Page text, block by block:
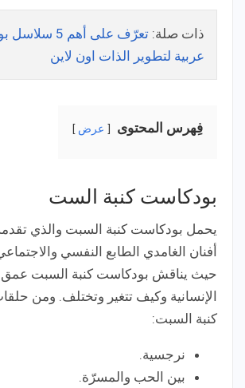
ذات صلة:
تعرّف على أهم 5
عربية لتطوير الذات اون لاين
فِهرس المحتوى عرض
بودكاست كنبة الست
يحمل بودكاست كنبة السبت والذي
أفنان الغامدي الطابع النفسي
حيث يناقش بودكاست كنبة السبت عمق
الإنسانية وكيف تتغير وتختلف. ومن
كنبة السبت:
نرجسية.
بين الحب والمسرّة.